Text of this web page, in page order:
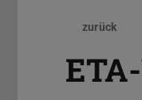
zurück